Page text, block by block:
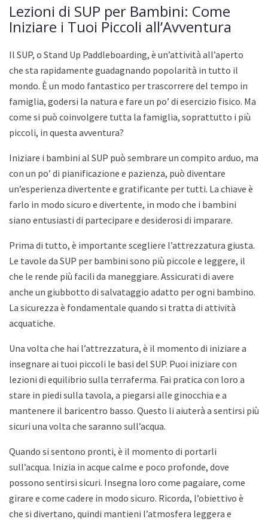
Lezioni di SUP per Bambini: Come
Iniziare i Tuoi Piccoli all’Avventura
Il SUP, o Stand Up Paddleboarding, è un’attività all’aperto
che sta rapidamente guadagnando popolarità in tutto il
mondo. È un modo fantastico per trascorrere del tempo in
famiglia, godersi la natura e fare un po’ di esercizio fisico. Ma
come si può coinvolgere tutta la famiglia, soprattutto i più
piccoli, in questa avventura?
Iniziare i bambini al SUP può sembrare un compito arduo, ma
con un po’ di pianificazione e pazienza, può diventare
un’esperienza divertente e gratificante per tutti. La chiave è
farlo in modo sicuro e divertente, in modo che i bambini
siano entusiasti di partecipare e desiderosi di imparare.
Prima di tutto, è importante scegliere l’attrezzatura giusta.
Le tavole da SUP per bambini sono più piccole e leggere, il
che le rende più facili da maneggiare. Assicurati di avere
anche un giubbotto di salvataggio adatto per ogni bambino.
La sicurezza è fondamentale quando si tratta di attività
acquatiche.
Una volta che hai l’attrezzatura, è il momento di iniziare a
insegnare ai tuoi piccoli le basi del SUP. Puoi iniziare con
lezioni di equilibrio sulla terraferma. Fai pratica con loro a
stare in piedi sulla tavola, a piegarsi alle ginocchia e a
mantenere il baricentro basso. Questo li aiuterà a sentirsi più
sicuri una volta che saranno sull’acqua.
Quando si sentono pronti, è il momento di portarli
sull’acqua. Inizia in acque calme e poco profonde, dove
possono sentirsi sicuri. Insegna loro come pagaiare, come
girare e come cadere in modo sicuro. Ricorda, l’obiettivo è
che si divertano, quindi mantieni l’atmosfera leggera e